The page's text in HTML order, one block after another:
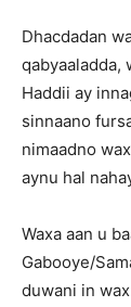
Dhacdadan
qabyaaladda,
Haddii ay
sinnaano
nimaadno
aynu hal
Waxa aan u
Gabooye/
duwani in